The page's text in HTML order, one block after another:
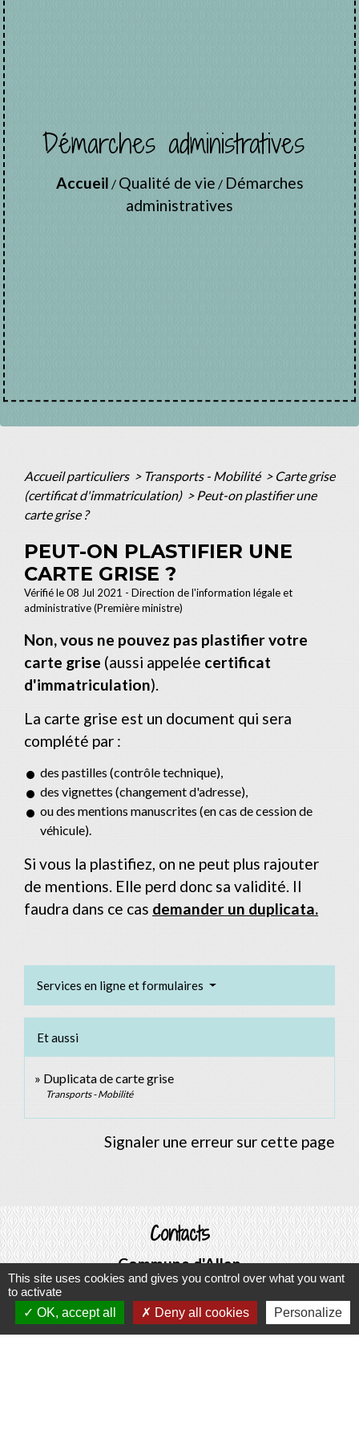
Démarches administratives
Accueil / Qualité de vie / Démarches
administratives
Accueil particuliers > Transports - Mobilité > Carte grise
(certificat d'immatriculation) > Peut-on plastifier une
carte grise ?
PEUT-ON PLASTIFIER UNE
CARTE GRISE ?
Vérifié le 08 Jul 2021 - Direction de l'information légale et
administrative (Première ministre)
Non, vous ne pouvez pas plastifier votre
carte grise (aussi appelée certificat
d'immatriculation).
La carte grise est un document qui sera
complété par :
des pastilles (contrôle technique),
des vignettes (changement d'adresse),
ou des mentions manuscrites (en cas de cession de
véhicule).
Si vous la plastifiez, on ne peut plus rajouter
de mentions. Elle perd donc sa validité. Il
faudra dans ce cas demander un duplicata.
Services en ligne et formulaires
Et aussi
Duplicata de carte grise
Transports - Mobilité
Signaler une erreur sur cette page
Contacts
Commune d'Allan
Place du Champ-de-Mars
26780 Allan - FRANCE
+33 4 75 46 60 62
This site uses cookies and gives you control over what you want
to activate
OK, accept all
Deny all cookies Personalize